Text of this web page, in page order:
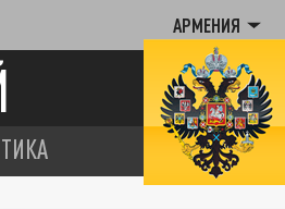
АРМЕНИЯ